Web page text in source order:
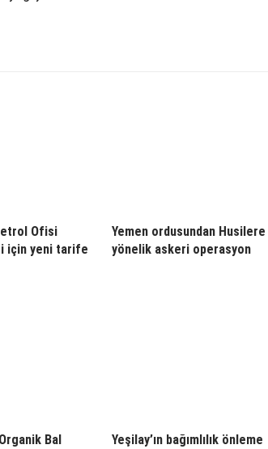
Ofisi
için yeni tarife
Yemen ordusundan Husilere
yönelik askeri operasyon
Bal
Yeşilay’ın bağımlılık önleme